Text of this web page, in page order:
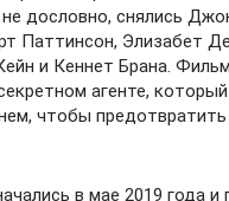
не дословно, снялись
Паттинсон, Элизабет
и Кеннет Брана. Фильм
агенте,
чтобы
в мае 2019 года и